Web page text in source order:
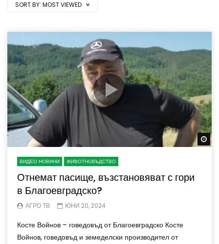
SORT BY: MOST VIEWED
ВИДЕО НОВИНИ ЖИВОТНОВЪДСТВО
Отнемат пасище, възстановяват с гори
в Благоевградско?
АГРО ТВ ЮНИ 20, 2024
Косте Войнов – говедовъд от Благоевградско Косте
Войнов, говедовъд и земеделски производител от